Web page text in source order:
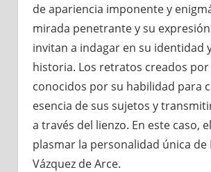
de apariencia imponente y
mirada penetrante y su
invitan a indagar en su identidad
historia. Los retratos creados por
conocidos por su habilidad para
esencia de sus sujetos y
a través del lienzo. En este caso,
plasmar la personalidad única de
Vázquez de Arce.